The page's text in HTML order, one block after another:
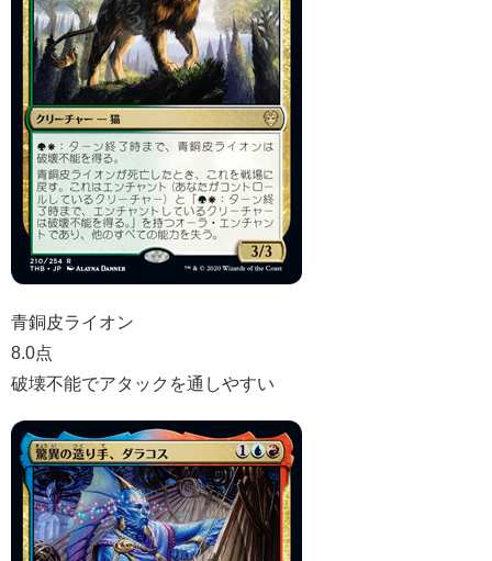
青銅皮ライオン
8.0点
破壊不能でアタックを通しやすい